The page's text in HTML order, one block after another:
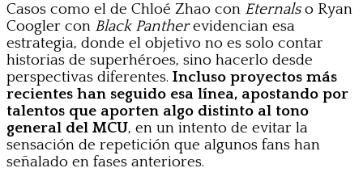
Casos como el de Chloé Zhao con Eternalso Ryan
Coogler con Black Pantherevidencian esa
estrategia, donde el objetivo no es solo contar
historias de superhéroes, sino hacerlo desde
perspectivas diferentes. Incluso proyectos más
recientes han seguido esa línea, apostando por
talentos que aporten algo distinto al tono
general del MCU, en un intento de evitar la
sensación de repetición que algunos fans han
señalado en fases anteriores.